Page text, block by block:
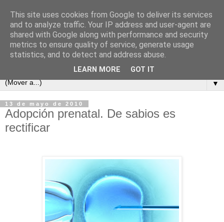
▼
13 de mayo de 2010
Adopción prenatal. De sabios es
rectificar
This site uses cookies from Google to deliver its services
and to analyze traffic. Your IP address and user-agent are
shared with Google along with performance and security
metrics to ensure quality of service, generate usage
statistics, and to detect and address abuse.
LEARN MORE GOT IT